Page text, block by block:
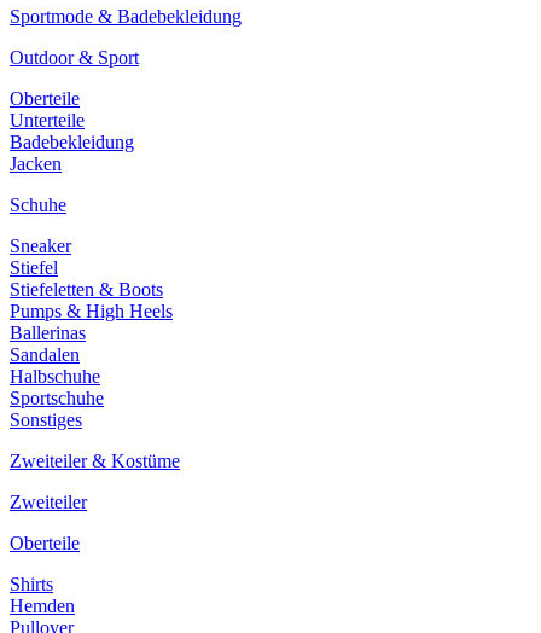
Sportmode & Badebekleidung
Outdoor & Sport
Oberteile
Unterteile
Badebekleidung
Jacken
Schuhe
Sneaker
Stiefel
Stiefeletten & Boots
Pumps & High Heels
Ballerinas
Sandalen
Halbschuhe
Sportschuhe
Sonstiges
Zweiteiler & Kostüme
Zweiteiler
Oberteile
Shirts
Hemden
Pullover